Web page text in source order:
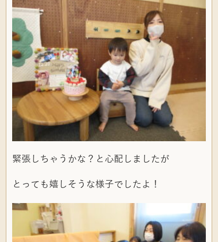
緊張しちゃうかな？と心配しましたが
とっても嬉しそうな様子でしたよ！